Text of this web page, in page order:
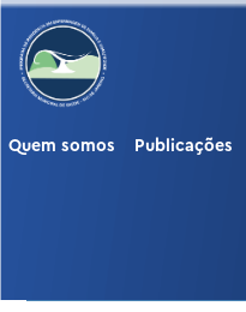
PUBLIC
Quem somos Publicações